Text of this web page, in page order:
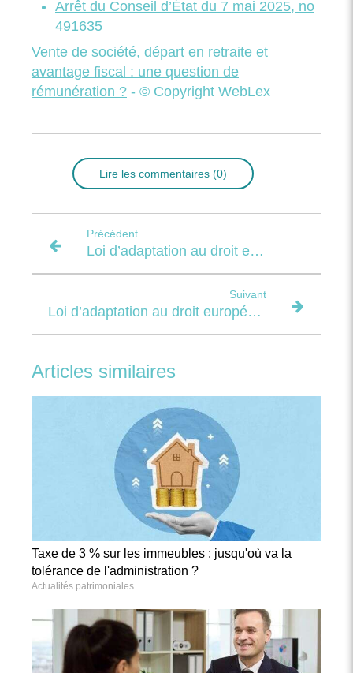
Arrêt du Conseil d’État du 7 mai 2025, no
491635
Vente de société, départ en retraite et
avantage fiscal : une question de
rémunération ? - © Copyright WebLex
Lire les commentaires (0)
Précédent
Loi d’adaptation au droit européen : du nouveau pour le registre des bénéficiaires effectifs
Suivant
Loi d’adaptation au droit européen : quelques mesures diverses…
Articles similaires
Taxe de 3 % sur les immeubles : jusqu'où va la
tolérance de l'administration ?
Actualités patrimoniales